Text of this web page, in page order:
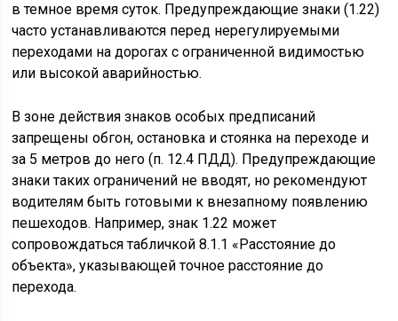
в темное время суток. Предупреждающие знаки (1.22)
часто устанавливаются перед нерегулируемыми
переходами на дорогах с ограниченной видимостью
или высокой аварийностью.
В зоне действия знаков особых предписаний
запрещены обгон, остановка и стоянка на переходе и
за 5 метров до него (п. 12.4 ПДД). Предупреждающие
знаки таких ограничений не вводят, но рекомендуют
водителям быть готовыми к внезапному появлению
пешеходов. Например, знак 1.22 может
сопровождаться табличкой 8.1.1 «Расстояние до
объекта», указывающей точное расстояние до
перехода.